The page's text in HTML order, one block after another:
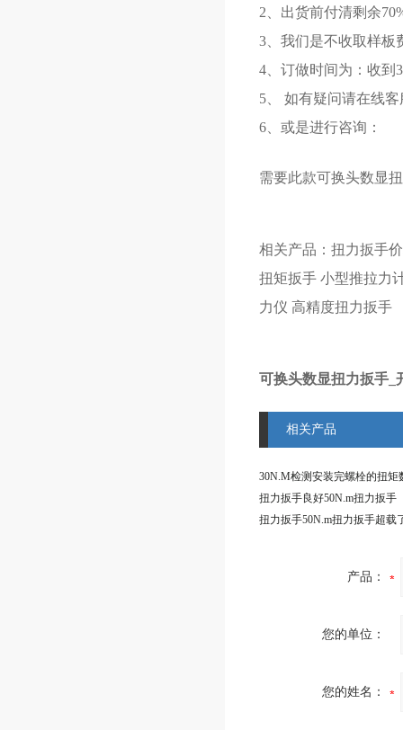
2、出货前付清剩余
3、我们是不收取样板
4、订做时间为：收到
5、 如有疑问请在线客
6、或是进行咨询：
需要此款可换头数显
相关产品： 扭力扳手
扭矩扳手 小型推拉力
力仪 高精度扭力扳手
可换头数显扭力扳手_
相关产品
扭力扳手良好50N.m扭力扳手
扭力扳手50N.m扭力扳手超载
产品：
您的单位：
您的姓名：